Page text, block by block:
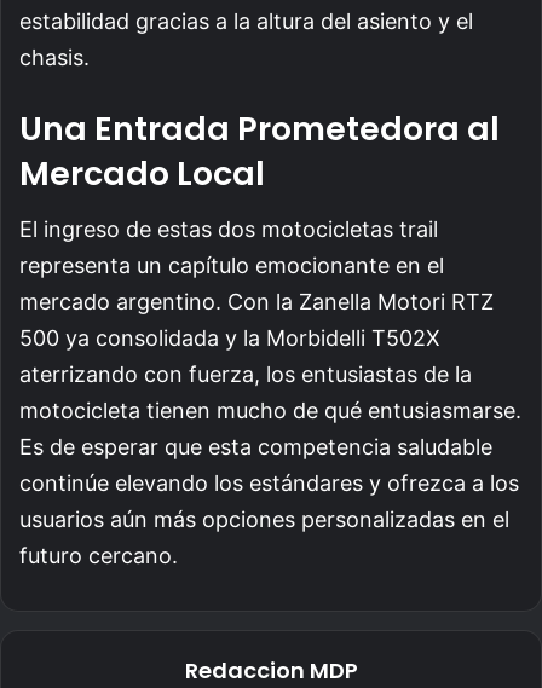
estabilidad gracias a la altura del asiento y el
chasis.
Una Entrada Prometedora al
Mercado Local
El ingreso de estas dos motocicletas trail
representa un capítulo emocionante en el
mercado argentino. Con la Zanella Motori RTZ
500 ya consolidada y la Morbidelli T502X
aterrizando con fuerza, los entusiastas de la
motocicleta tienen mucho de qué entusiasmarse.
Es de esperar que esta competencia saludable
continúe elevando los estándares y ofrezca a los
usuarios aún más opciones personalizadas en el
futuro cercano.
Redaccion MDP